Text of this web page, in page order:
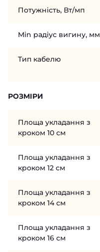
Потужність, Вт/мп
Min радіус вигину, мм
Тип кабелю
РОЗМІРИ
Площа укладання з
кроком 10 см
Площа укладання з
кроком 12 см
Площа укладання з
кроком 14 см
Площа укладання з
кроком 16 см